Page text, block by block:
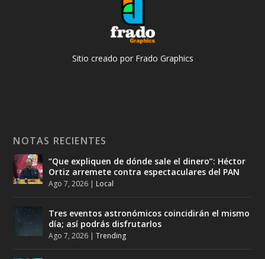
Sitio creado por Frado Graphics
NOTAS RECIENTES
“Que expliquen de dónde sale el dinero”: Héctor
Ortiz arremete contra espectaculares del PAN
Ago 7, 2026 | Local
Tres eventos astronómicos coincidirán el mismo
día; así podrás disfrutarlos
Ago 7, 2026 |Trending